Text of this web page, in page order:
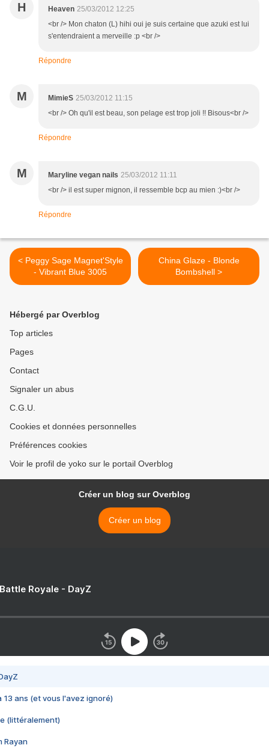
H Heaven 25/03/2012 12:25
<br /> Mon chaton (L) hihi oui je suis certaine que azuki est lui
s'entendraient a merveille :p <br />
Répondre
M MimieS 25/03/2012 11:15
<br /> Oh qu'il est beau, son pelage est trop joli !! Bisous<br />
Répondre
M Maryline vegan nails 25/03/2012 11:11
<br /> il est super mignon, il ressemble bcp au mien :)<br />
Répondre
< Peggy Sage Magnet'Style
- Vibrant Blue 3005
China Glaze - Blonde
Bombshell >
Hébergé par Overblog
Top articles
Pages
Contact
Signaler un abus
C.G.U.
Cookies et données personnelles
Préférences cookies
Voir le profil de yoko sur le portail Overblog
Créer un blog sur Overblog
Créer un blog
Royale - DayZ
13 ans (et vous l'avez ignoré)
(littéralement)
Rayan